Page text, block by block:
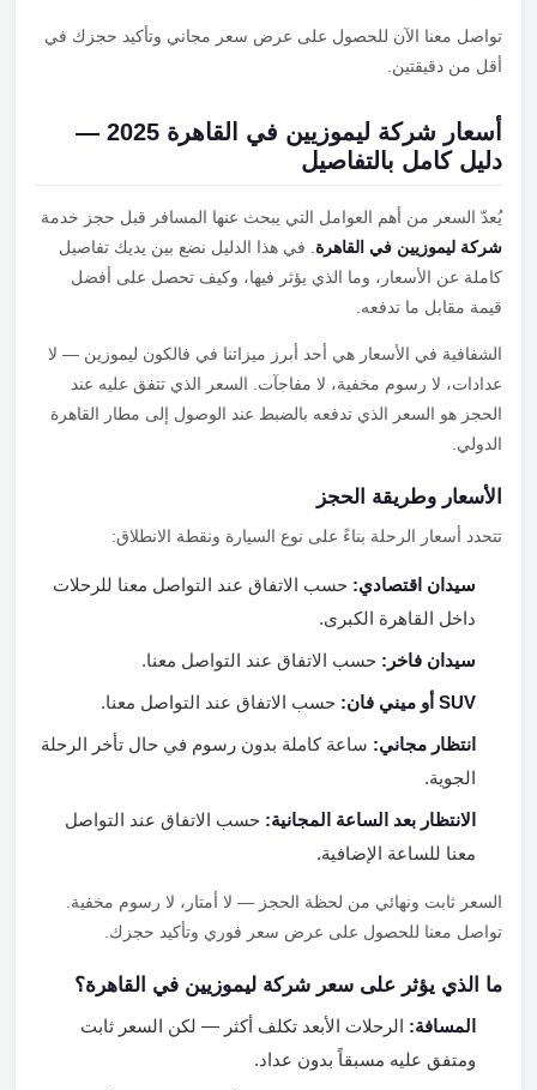
تواصل معنا الآن للحصول على عرض سعر مجاني وتأكيد حجزك في
أقل من دقيقتين.
أسعار شركة ليموزيين في القاهرة 2025 —
دليل كامل بالتفاصيل
يُعدّ السعر من أهم العوامل التي يبحث عنها المسافر قبل حجز خدمة
شركة ليموزيين في القاهرة. في هذا الدليل نضع بين يديك تفاصيل
كاملة عن الأسعار، وما الذي يؤثر فيها، وكيف تحصل على أفضل
قيمة مقابل ما تدفعه.
الشفافية في الأسعار هي أحد أبرز ميزاتنا في فالكون ليموزين — لا
عدادات، لا رسوم مخفية، لا مفاجآت. السعر الذي تتفق عليه عند
الحجز هو السعر الذي تدفعه بالضبط عند الوصول إلى مطار القاهرة
الدولي.
الأسعار وطريقة الحجز
تتحدد أسعار الرحلة بناءً على نوع السيارة ونقطة الانطلاق:
سيدان اقتصادي:حسب الاتفاق عند التواصل معنا للرحلات
داخل القاهرة الكبرى.
سيدان فاخر:حسب الاتفاق عند التواصل معنا.
SUV أو ميني فان: حسب الاتفاق عند التواصل معنا.
انتظار مجاني:ساعة كاملة بدون رسوم في حال تأخر الرحلة
الجوية.
الانتظار بعد الساعة المجانية:حسب الاتفاق عند التواصل
معنا للساعة الإضافية.
السعر ثابت ونهائي من لحظة الحجز — لا أمتار، لا رسوم مخفية.
تواصل معنا للحصول على عرض سعر فوري وتأكيد حجزك.
ما الذي يؤثر على سعر شركة ليموزيين في القاهرة؟
المسافة:الرحلات الأبعد تكلف أكثر — لكن السعر ثابت
ومتفق عليه مسبقاً بدون عداد.